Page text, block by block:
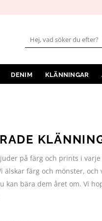
Sök
efter:
DENIM KLÄNNINGAR
på färg och prints i
älskar färg och mönster,
kan bära dem året om. Vi